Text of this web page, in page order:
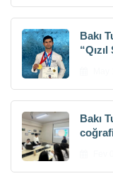
Bakı
Bakı